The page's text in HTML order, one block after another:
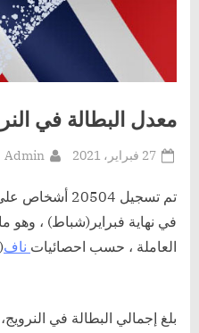
معدل البطالة في
Posted
27 فبراير، 2021 By
Admin
تم تسجيل
العاملة ، حسب احصائيات ناف(
بلغ إجمالي البطالة في